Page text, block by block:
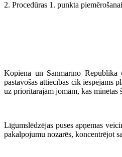
2. Procedūras 1. punkta
Kopiena un Sanmarīno Republika
pastāvošās attiecības cik iespējams
uz prioritārajām jomām, kas minētas
Līgumslēdzējas puses apņemas
pakalpojumu nozarēs, koncentrējot